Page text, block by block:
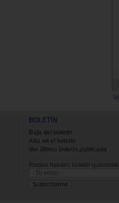
BOLETÍN
Baja del boletin
Alta en el boletin
Ver último boletin publicado
Recibe nuestro boletín quincenal.